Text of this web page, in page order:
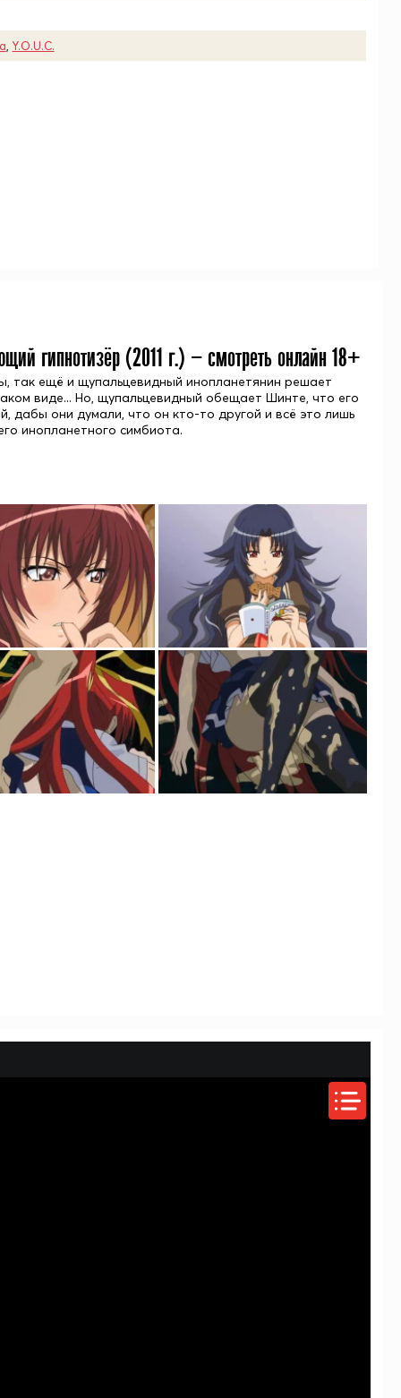
Y.O.U.C.
гипнотизёр (2011 г.) — смотреть онлайн 18+
так ещё и щупальцевидный инопланетянин решает
виде... Но, щупальцевидный обещает Шинте, что его
дабы они думали, что он кто-то другой и всё это лишь
инопланетного симбиота.